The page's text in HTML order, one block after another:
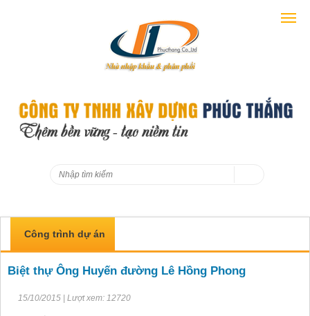
Công trình dự án
Biệt thự Ông Huyến đường Lê Hồng Phong
15/10/2015 | Lượt xem: 12720